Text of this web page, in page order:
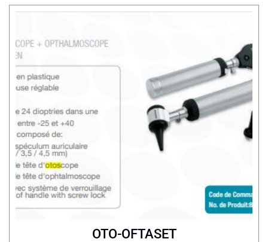
OTO-OFTASET